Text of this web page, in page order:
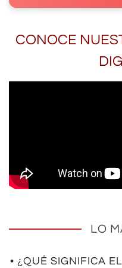
CONOCE
LO
• ¿QUÉ SIGNIFICA